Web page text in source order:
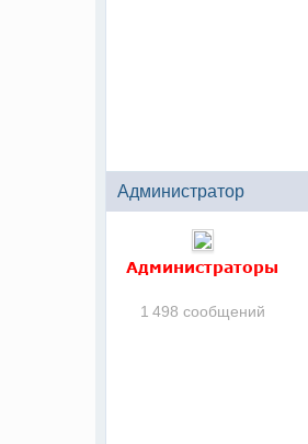
Администратор
Администраторы
1 498 сообщений